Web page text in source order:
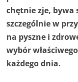
chętnie zje, bywa
szczególnie w
na pyszne i
wybór
każdego dnia.